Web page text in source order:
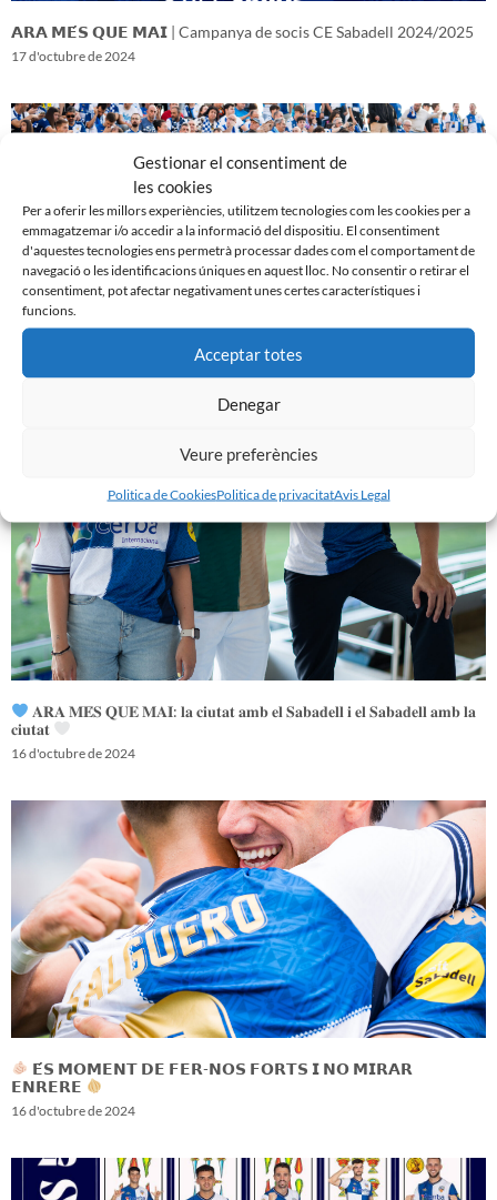
Gestionar el consentiment de
les cookies
Per a oferir les millors experiències, utilitzem tecnologies com les cookies per a
emmagatzemar i/o accedir a la informació del dispositiu. El consentiment
d'aquestes tecnologies ens permetrà processar dades com el comportament de
navegació o les identificacions úniques en aquest lloc. No consentir o retirar el
consentiment, pot afectar negativament unes certes característiques i
funcions.
Acceptar totes
Denegar
Veure preferències
Politica de CookiesPolitica de privacitatAvis Legal
𝗔𝗥𝗔 𝗠𝗘́𝗦 𝗤𝗨𝗘 𝗠𝗔𝗜 | Campanya de socis CE Sabadell 2024/2025
17 d'octubre de 2024
𝑽𝒆𝒏𝒊𝒎 𝒅’𝒖𝒏𝒂 𝒈𝒓𝒂𝒏 𝒃𝒂𝒕𝒂𝒍𝒍𝒂…𝒊 𝒂𝒏𝒆𝒎 𝒂 𝒑𝒆𝒓 𝒍𝒂 𝒔𝒆𝒈𝒖̈𝒆𝒏𝒕
𝐀𝐑𝐀 𝐌𝐄́𝐒 𝐐𝐔𝐄 𝐌𝐀𝐈: 𝐥𝐚 𝐜𝐢𝐮𝐭𝐚𝐭 𝐚𝐦𝐛 𝐞𝐥 𝐒𝐚𝐛𝐚𝐝𝐞𝐥𝐥 𝐢 𝐞𝐥 𝐒𝐚𝐛𝐚𝐝𝐞𝐥𝐥 𝐚𝐦𝐛 𝐥𝐚
𝐜𝐢𝐮𝐭𝐚𝐭
16 d'octubre de 2024
𝗘́𝗦 𝗠𝗢𝗠𝗘𝗡𝗧 𝗗𝗘 𝗙𝗘𝗥-𝗡𝗢𝗦 𝗙𝗢𝗥𝗧𝗦 𝗜 𝗡𝗢 𝗠𝗜𝗥𝗔𝗥
𝗘𝗡𝗥𝗘𝗥𝗘
16 d'octubre de 2024